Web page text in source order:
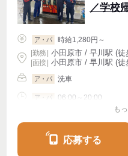
／学校
ア・パ
時給1,280円～
|勤務 小田原市 / 早川駅 (徒
| 面接 | 小田原市 / 早川駅 (徒
ア・パ 洗車
ア・パ 06:00～20:00
も
応募する